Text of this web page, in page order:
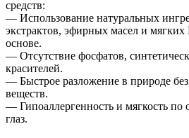
средств:
— Использование натуральных
экстрактов, эфирных масел и
основе.
— Отсутствие фосфатов,
красителей.
— Быстрое разложение в природе
веществ.
— Гипоаллергенность и мягкость
глаз.